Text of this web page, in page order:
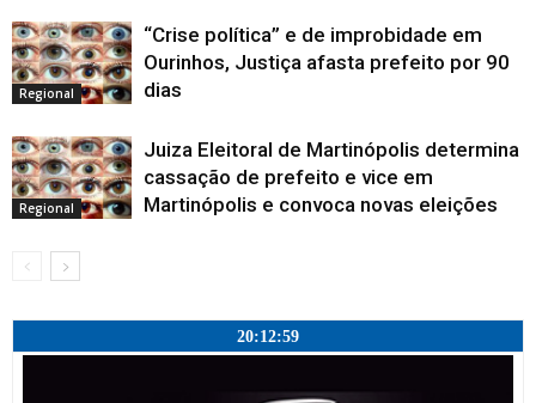
Regional
“Crise política” e de improbidade em
Ourinhos, Justiça afasta prefeito por 90
dias
Regional
Juiza Eleitoral de Martinópolis determina
cassação de prefeito e vice em
Martinópolis e convoca novas eleições
20:13:00